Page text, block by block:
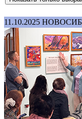
11.10.2025